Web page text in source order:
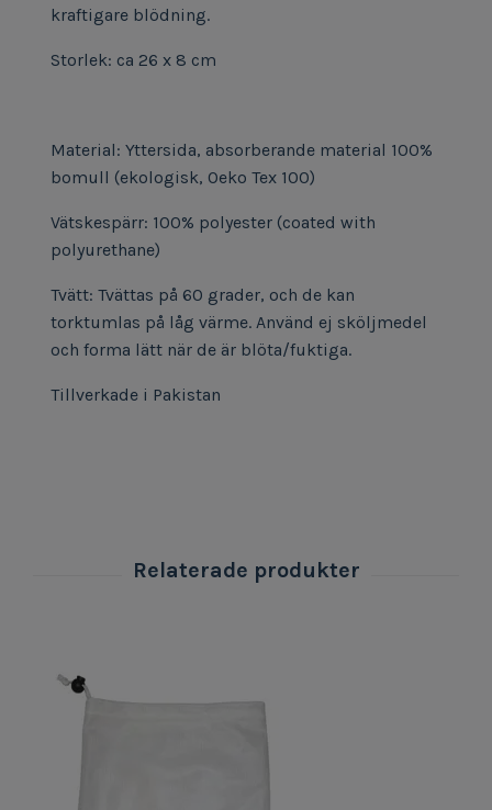
kraftigare blödning.
Storlek: ca 26 x 8 cm
Material: Yttersida, absorberande material 100%
bomull (ekologisk, Oeko Tex 100)
Vätskespärr: 100% polyester (coated with
polyurethane)
Tvätt: Tvättas på 60 grader, och de kan
torktumlas på låg värme. Använd ej sköljmedel
och forma lätt när de är blöta/fuktiga.
Tillverkade i Pakistan